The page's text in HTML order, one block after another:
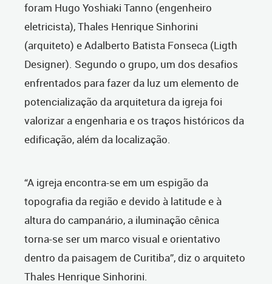
foram Hugo Yoshiaki Tanno (engenheiro
eletricista), Thales Henrique Sinhorini
(arquiteto) e Adalberto Batista Fonseca (Ligth
Designer). Segundo o grupo, um dos desafios
enfrentados para fazer da luz um elemento de
potencialização da arquitetura da igreja foi
valorizar a engenharia e os traços históricos da
edificação, além da localização.
“A igreja encontra-se em um espigão da
topografia da região e devido à latitude e à
altura do campanário, a iluminação cênica
torna-se ser um marco visual e orientativo
dentro da paisagem de Curitiba”, diz o arquiteto
Thales Henrique Sinhorini.